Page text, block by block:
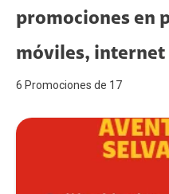
promociones en
móviles, internet
6 Promociones de 17